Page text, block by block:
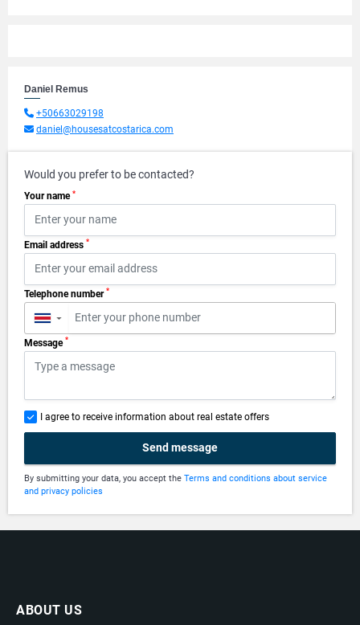
Daniel Remus
+50663029198
daniel@housesatcostarica.com
Would you prefer to be contacted?
Your name *
Email address *
Telephone number *
▼
Message *
I agree to receive information about real estate offers
Send message
By submitting your data, you accept the Terms and conditions about service
and privacy policies
ABOUT US